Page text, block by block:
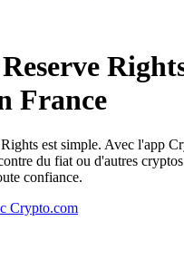
France
est simple. Avec l'app
du fiat ou d'autres
confiance.
Crypto.com